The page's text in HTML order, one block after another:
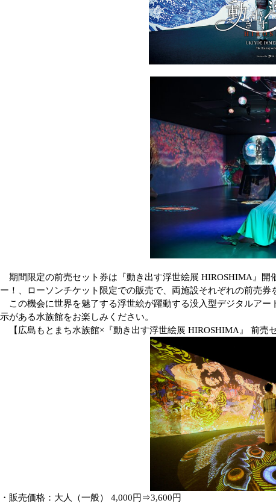
期間限定の前売セット券は『動き出す浮世絵展 HIROSHIMA 』開
ー！、ローソンチケット限定での販売で、両施設それぞれの前売券
この機会に世界を魅了する浮世絵が躍動する没入型デジタルアー
示がある水族館をお楽しみください。
【広島もとまち水族館×『動き出す浮世絵展 HIROSHIMA 』 前売
・販売価格：大人（一般） 4,000円⇒3,600円